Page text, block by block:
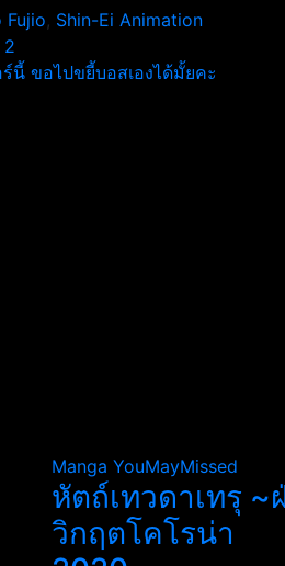
Fujio, Shin-Ei Animation
2
นี้ ขอไปขยี้บอสเองได้มั้ยคะ
Manga YouMayMissed
หัตถ์เทวดาเทรุ ~
วิกฤตโคโรน่า